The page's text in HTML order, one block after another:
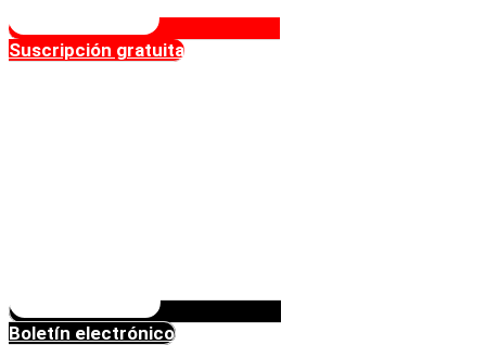
Suscripción gratuita
Boletín electrónico